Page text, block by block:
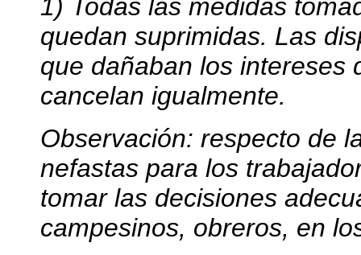
1) Todas las medidas
quedan suprimidas. Las
que dañaban los intereses
cancelan igualmente.
Observación: respecto de
nefastas para los
tomar las decisiones
campesinos, obreros, en